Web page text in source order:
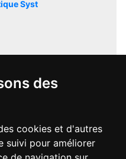
des
cookies et d'autres
suivi pour améliorer
Syst
? Contactez-nous.